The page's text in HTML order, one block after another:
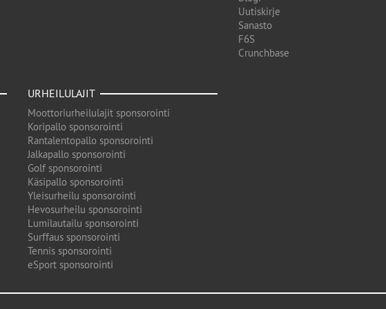
Uutiskirje
Sanasto
F6S
Crunchbase
URHEILULAJIT
Moottoriurheilulajit sponsorointi
Koripallo sponsorointi
Rantalentopallo sponsorointi
Jalkapallo sponsorointi
Golf sponsorointi
Käsipallo sponsorointi
Yleisurheilu sponsorointi
Hevosurheilu sponsorointi
Lumilautailu sponsorointi
Surffaus sponsorointi
Tennis sponsorointi
eSport sponsorointi